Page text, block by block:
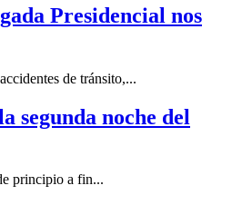
Presidencial nos
de tránsito,...
segunda noche del
principio a fin...